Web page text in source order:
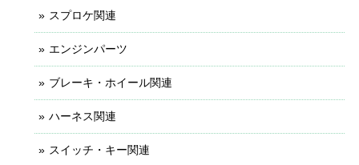
スプロケ関連
エンジンパーツ
ブレーキ・ホイール関連
ハーネス関連
スイッチ・キー関連